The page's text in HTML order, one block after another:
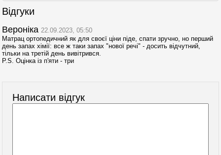
Відгуки
Вероніка 22.09.2023, 05:50
Матрац ортопедичний як для своєї ціни піде, спати зручно, но перший
день запах хімії: все ж таки запах "нової речі" - досить відчутний,
тільки на третій день вивітрився.
P.S. Оцінка із п'яти - три
Написати відгук